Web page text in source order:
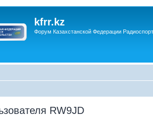
kfrr.kz
Форум Казахстанской Федерации
RW9JD